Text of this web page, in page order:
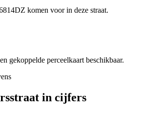
komen voor in deze straat.
gekoppelde perceelkaart beschikbaar.
in cijfers